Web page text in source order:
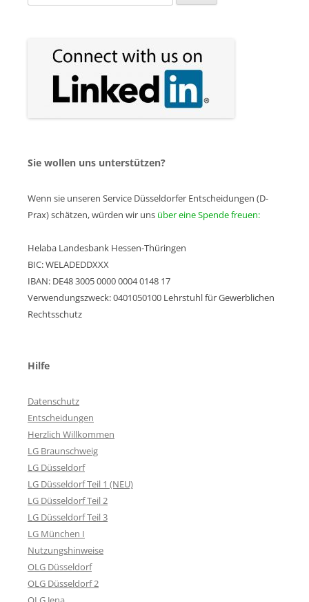
nach:
Sie wollen uns unterstützen?
Wenn sie unseren Service Düsseldorfer Entscheidungen (D-
Prax) schätzen, würden wir uns über eine Spende freuen:
Helaba Landesbank Hessen-Thüringen
BIC: WELADEDDXXX
IBAN: DE48 3005 0000 0004 0148 17
Verwendungszweck: 0401050100 Lehrstuhl für Gewerblichen
Rechtsschutz
Hilfe
Datenschutz
Entscheidungen
Herzlich Willkommen
LG Braunschweig
LG Düsseldorf
LG Düsseldorf Teil 1 (NEU)
LG Düsseldorf Teil 2
LG Düsseldorf Teil 3
LG München I
Nutzungshinweise
OLG Düsseldorf
OLG Düsseldorf 2